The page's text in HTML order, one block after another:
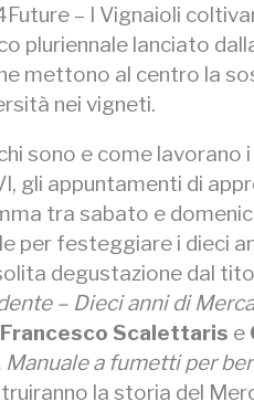
– I Vignaioli
pluriennale lanciato
mettono al centro la
nei vigneti.
sono e come lavorano
gli appuntamenti di
tra sabato e
per festeggiare i dieci
degustazione dal
– Dieci anni di
Francesco Scalettaris e
Manuale a fumetti per
la storia del